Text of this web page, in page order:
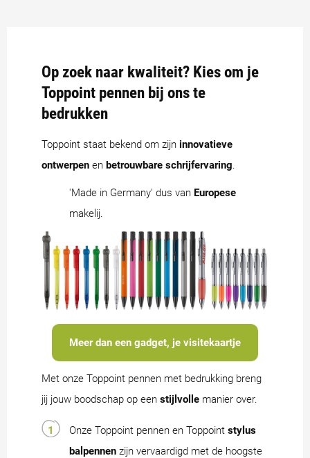
Op zoek naar kwaliteit? Kies om je
Toppoint pennen bij ons te
bedrukken
Toppoint staat bekend om zijn innovatieve
ontwerpen en betrouwbare schrijfervaring.
'Made in Germany' dus van Europese
makelij.
Meer dan een gadget, je visitekaartje
Met onze Toppoint pennen met bedrukking breng
jij jouw boodschap op een stijlvolle manier over.
Onze Toppoint pennen en Toppoint stylus
balpennen zijn vervaardigd met de hoogste